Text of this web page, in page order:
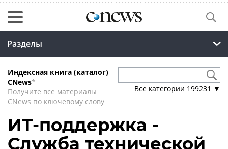
Разделы
Индексная книга (каталог)
CNews*
Получите все материалы
CNews по ключевому слову
Все категории 199231 ▼
ИТ-поддержка -
Служба технической